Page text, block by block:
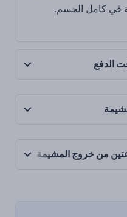
في كامل الجسم.
الدفع
من خروج المشيمة